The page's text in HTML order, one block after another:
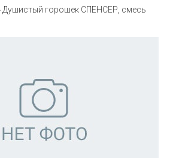
Душистый горошек СПЕНСЕР, смесь